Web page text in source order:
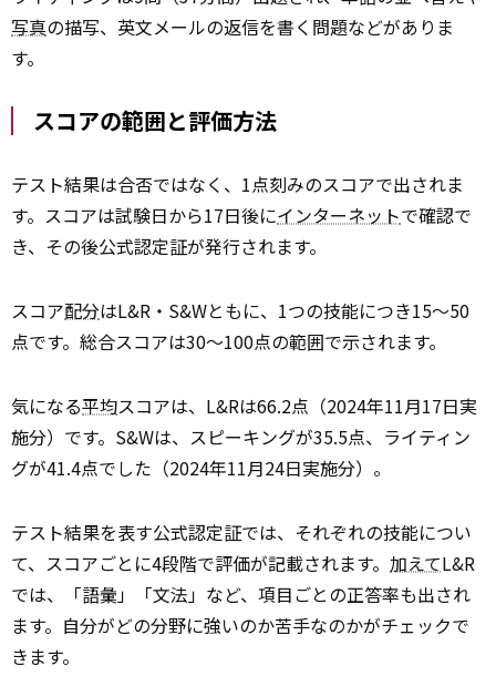
写真の描写、英文メールの返信を書く問題などがありま
す。
スコアの範囲と評価方法
テスト結果は合否ではなく、1点刻みのスコアで出されま
す。スコアは試験日から17日後にインターネットで確認で
き、その後公式認定証が発行されます。
スコア配分はL&R・S&Wともに、1つの技能につき15〜50
点です。総合スコアは30〜100点の範囲で示されます。
気になる平均スコアは、L&Rは66.2点（2024年11月17日実
施分）です。S&Wは、スピーキングが35.5点、ライティン
グが41.4点でした（2024年11月24日実施分）。
テスト結果を表す公式認定証では、それぞれの技能につい
て、スコアごとに4段階で評価が記載されます。 加えてL&R
では、「語彙」「文法」など、項目ごとの正答率も出され
ます。自分がどの分野に強いのか苦手なのかがチェックで
きます。